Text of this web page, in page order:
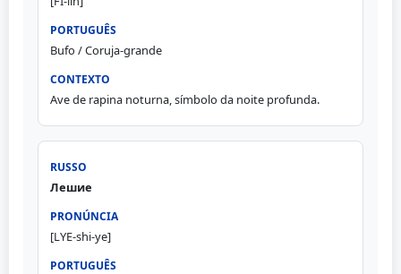
Bufo / Coruja-grande
Ave de rapina noturna, símbolo da noite profunda.
Лешие
[LYE-shi-ye]